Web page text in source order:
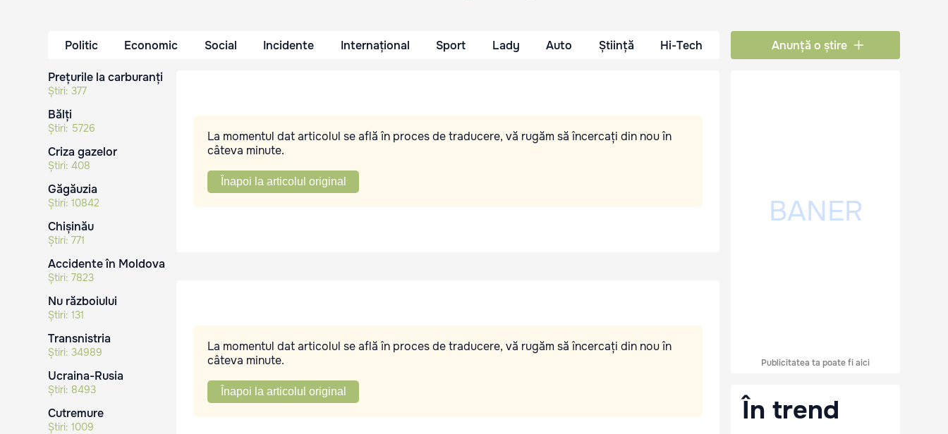
Politic Economic Social Incidente Internațional Sport Lady Auto Știință Hi-Tech Anunță o știre
Prețurile la carburanți
Știri: 377
Bălți
Știri: 5726
Criza gazelor
Știri: 408
Găgăuzia
Știri: 10842
Chișinău
Știri: 771
Accidente în Moldova
Știri: 7823
Nu războiului
Știri: 131
Transnistria
Știri: 34989
Ucraina-Rusia
Știri: 8493
Cutremure
Știri: 1009
La momentul dat articolul se află în proces de traducere, vă rugăm să încercați din nou în
câteva minute.
Înapoi la articolul original
La momentul dat articolul se află în proces de traducere, vă rugăm să încercați din nou în
câteva minute.
Înapoi la articolul original
Publicitatea ta poate fi aici
În trend